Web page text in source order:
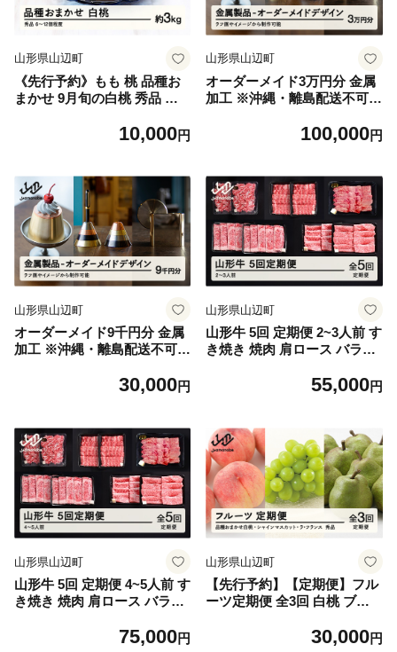
山形県山辺町
《先行予約》もも 桃 品種お
まかせ 9月旬の白桃 秀品 約3
形県産 nf-mohtx3-9f10,000円
山形県山辺町
オーダーメイド3万円分 金属
加工 ※沖縄・離島配送不可 h
100,000円
山形県山辺町
オーダーメイド9千円分 金属
加工 ※沖縄・離島配送不可 h
30,000円
山形県山辺町
山形牛 5回 定期便 2~3人前 す
き焼き 焼肉 肩ロース バラ切
55,000円
山形県山辺町
山形牛 5回 定期便 4~5人前 す
き焼き 焼肉 肩ロース バラ切
75,000円
山形県山辺町
【先行予約】【定期便】フル
ーツ定期便 全3回 白桃 ブド
カット ラフランス ラ・フラ
30,000円